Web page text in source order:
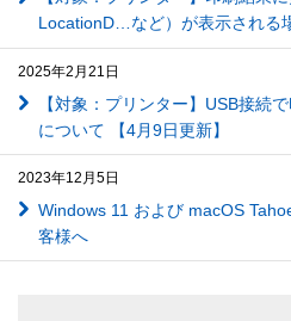
LocationD…など）が表示される
2025年2月21日
【対象：プリンター】USB接続
について 【4月9日更新】
2023年12月5日
Windows 11 および macOS
客様へ